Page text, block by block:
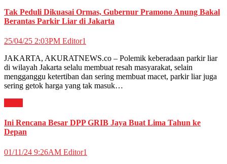
Tak Peduli Dikuasai Ormas, Gubernur Pramono Anung Bakal
Berantas Parkir Liar di Jakarta
25/04/25 2:03PM Editor1
JAKARTA, AKURATNEWS.co – Polemik keberadaan parkir liar
di wilayah Jakarta selalu membuat resah masyarakat, selain
mengganggu ketertiban dan sering membuat macet, parkir liar juga
sering getok harga yang tak masuk…
Ini Rencana Besar DPP GRIB Jaya Buat Lima Tahun ke
Depan
01/11/24 9:26AM Editor1